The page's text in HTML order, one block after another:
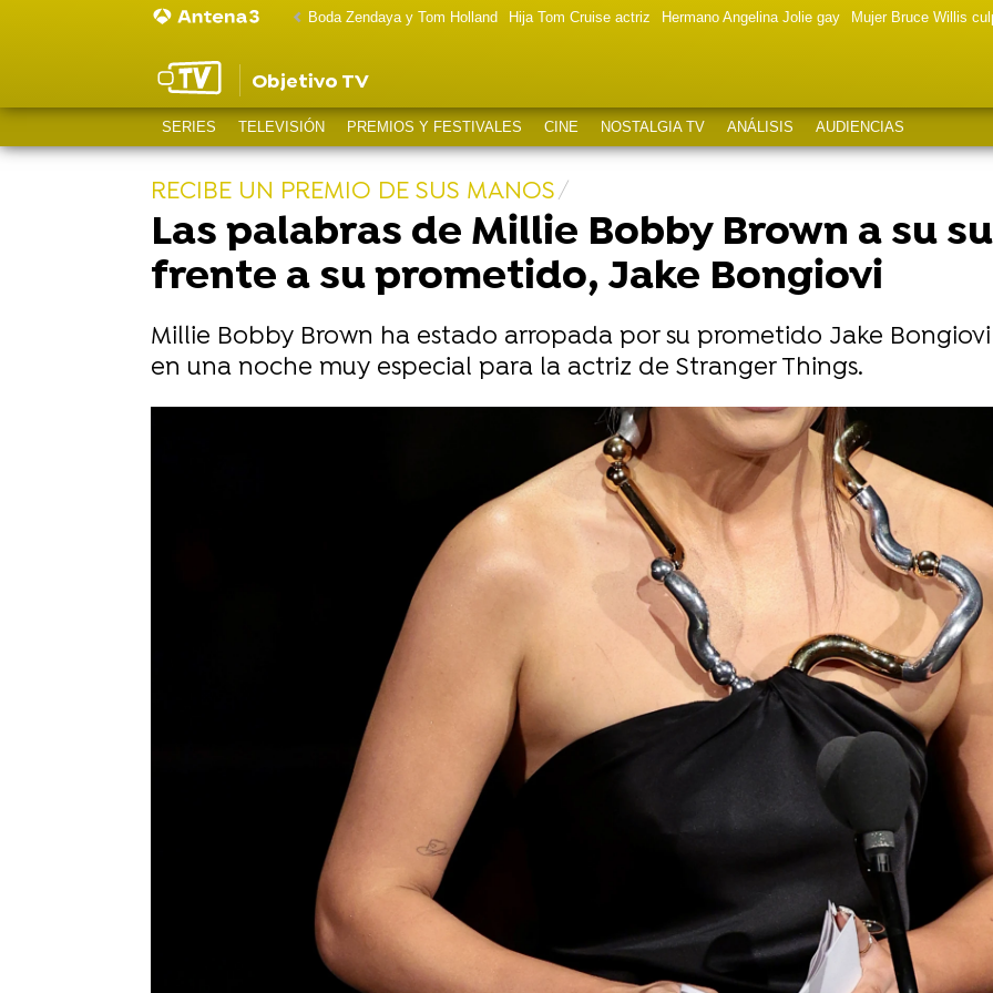
Boda Zendaya y Tom Holland Hija Tom Cruise actriz Hermano Angelina Jolie gay Mujer Bruce Willis
Objetivo TV
SERIES TELEVISIÓN PREMIOS Y FESTIVALES CINE NOSTALGIA TV ANÁLISIS AUDIENCIAS
RECIBE UN PREMIO DE SUS MANOS
Las palabras de Millie Bobby Brown a su
frente a su prometido, Jake Bongiovi
Millie Bobby Brown ha estado arropada por su prometido Jake
en una noche muy especial para la actriz de Stranger Things.
Millie Bobby Brown denuncia que adultos la trataran de "niñata" y "estúpida" tras la fama
J. Carlos López Ruedas
09 de noviembre de 2023, 16:10
WhatsappFacebook
X
Millie Bobby Brown ha sido una de las galardonadasen la
Glamour Women Of The Yearcelebrada en el Jazz at Lincoln